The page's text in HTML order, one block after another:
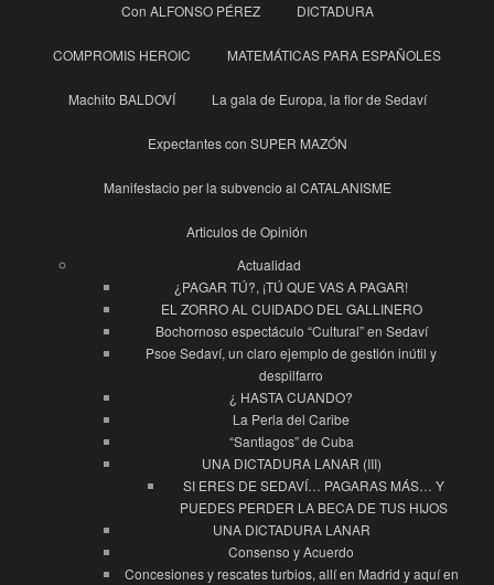
Con ALFONSO PÉREZ DICTADURA
COMPROMIS HEROIC MATEMÁTICAS PARA ESPAÑOLES
Machito BALDOVÍ La gala de Europa, la flor de Sedaví
Expectantes con SUPER MAZÓN
Manifestacio per la subvencio al CATALANISME
Articulos de Opinión
Actualidad
¿PAGAR TÚ?, ¡TÚ QUE VAS A PAGAR!
EL ZORRO AL CUIDADO DEL GALLINERO
Bochornoso espectáculo “Cultural” en Sedaví
Psoe Sedaví, un claro ejemplo de gestión inútil y
despilfarro
¿ HASTA CUANDO?
La Perla del Caribe
“Santiagos” de Cuba
UNA DICTADURA LANAR (III)
SI ERES DE SEDAVÍ… PAGARAS MÁS… Y
PUEDES PERDER LA BECA DE TUS HIJOS
UNA DICTADURA LANAR
Consenso y Acuerdo
Concesiones y rescates turbios, allí en Madrid y aquí en